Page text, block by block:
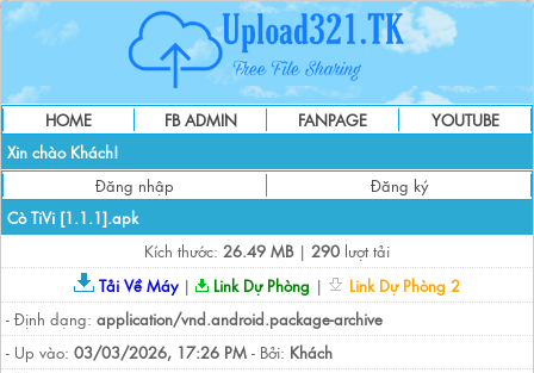
HOME FB ADMIN FANPAGE
YOUTUBE
Xin chào Khách!
Đăng nhập
Đăng ký
Cò TiVi [1.1.1].apk
Kích thước: 26.49 MB| 290 lượt tải
Tải Về Máy| Link Dự Phòng |
Link Dự Phòng 2
- Định dạng: application/vnd.android.package-archive
- Up vào: 03/03/2026, 17:26 PM - Bởi: Khách